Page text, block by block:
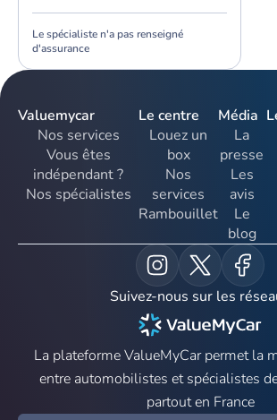
Le spécialiste n'a pas renseigné
d'assurance
Valuemycar
Nos services
Vous êtes
indépendant ?
Nos spécialistes
Le centre
Louez un
box
Nos
services
Rambouillet
Média
La
presse
Les
avis
Le
blog
Suivez-nous sur les
La plateforme ValueMyCar permet la
entre automobilistes et spécialistes
partout en France